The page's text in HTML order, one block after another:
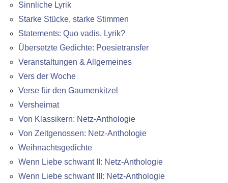
Sinnliche Lyrik
Starke Stücke, starke Stimmen
Statements: Quo vadis, Lyrik?
Übersetzte Gedichte: Poesietransfer
Veranstaltungen & Allgemeines
Vers der Woche
Verse für den Gaumenkitzel
Versheimat
Von Klassikern: Netz-Anthologie
Von Zeitgenossen: Netz-Anthologie
Weihnachtsgedichte
Wenn Liebe schwant II: Netz-Anthologie
Wenn Liebe schwant III: Netz-Anthologie